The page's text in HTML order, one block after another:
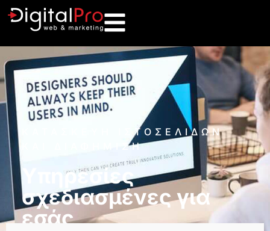
ΚΑΤΑΣΚΕΥΗ ΙΣΤΟΣΕΛΙΔΩΝ
ΚΑΙ ΔΙΑΦΗΜΙΣΗ
Υπηρεσίες
σχεδιασμένες για
εσάς